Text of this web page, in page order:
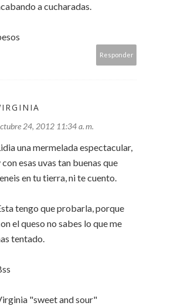
a cucharadas.
Responder
24, 2012 11:34 a. m.
una mermelada espectacular,
con esas uvas tan buenas que
en tu tierra, ni te cuento.
tengo que probarla, porque
el queso no sabes lo que me
tentado.
"sweet and sour"